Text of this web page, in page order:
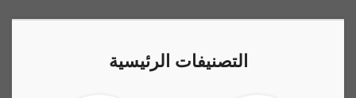
التصنيفات الرئيسية